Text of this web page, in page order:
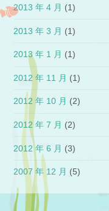
2013 年 4 月 (1)
2013 年 3 月 (1)
2013 年 1 月 (1)
2012 年 11 月 (1)
2012 年 10 月 (2)
2012 年 7 月 (2)
2012 年 6 月 (3)
2007 年 12 月 (5)